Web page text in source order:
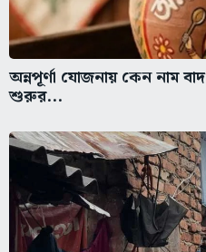
অন্নপূর্ণা যোজনায় কেন নাম
শুরুর...